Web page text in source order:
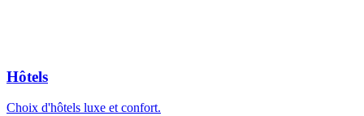
Hôtels
Choix d'hôtels luxe et confort.